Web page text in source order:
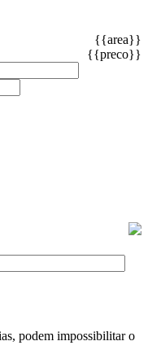
{{area}}
{{preco}}
podem impossibilitar o